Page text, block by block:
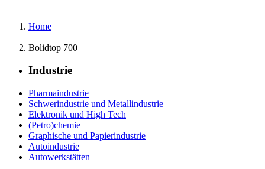
Home
Bolidtop 700
Industrie
Pharmaindustrie
Schwerindustrie und Metallindustrie
Elektronik und High Tech
(Petro)chemie
Graphische und Papierindustrie
Autoindustrie
Autowerkstätten